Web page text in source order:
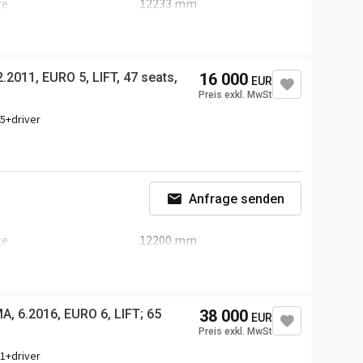
luftgefedert
12233 mm
290 P.S.
luftgefedert
EURO 5, LIFT, 47 seats,
16 000 EUR
Preis exkl. MwSt
Anfrage senden
12200 mm
290 P.S.
6.2016, EURO 6, LIFT; 65
38 000 EUR
Preis exkl. MwSt